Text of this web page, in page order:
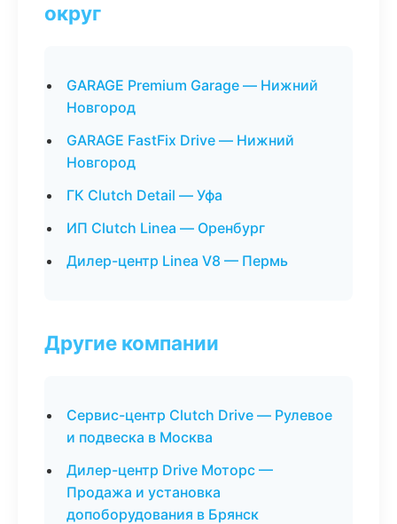
округ
GARAGE Premium Garage — Нижний
Новгород
GARAGE FastFix Drive — Нижний
Новгород
ГК Clutch Detail — Уфа
ИП Clutch Linea — Оренбург
Дилер-центр Linea V8 — Пермь
Другие компании
Сервис-центр Clutch Drive — Рулевое
и подвеска в Москва
Дилер-центр Drive Моторс —
Продажа и установка
допоборудования в Брянск